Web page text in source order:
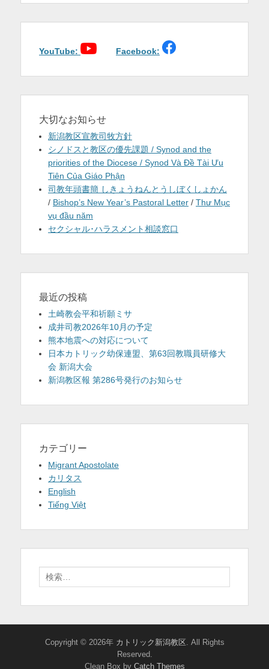
シ
ン
YouTube: Facebook:
大切なお知らせ
新潟教区宣教司牧方針
シノドスと教区の優先課題 / Synod and the
priorities of the Diocese / Synod Và Đề Tài Ưu
Tiên Của Giáo Phận
司教年頭書簡 しきょうねんとうしぼくしょかん
/ Bishop’s New Year’s Pastoral Letter / Thư Mục
vụ đầu năm
セクシャル･ハラスメント相談窓口
最近の投稿
土崎教会平和祈願ミサ
成井司教2026年10月の予定
熊本地震への対応について
日本カトリック幼保連盟、第63回教職員研修大
会 新潟大会
新潟教区報 第286号発行のお知らせ
カテゴリー
Migrant Apostolate
カリタス
English
Tiếng Việt
索:
Copyright © 2026年 カトリック新潟教区. All Rights
Reserved.
Clean Box by Catch Themes